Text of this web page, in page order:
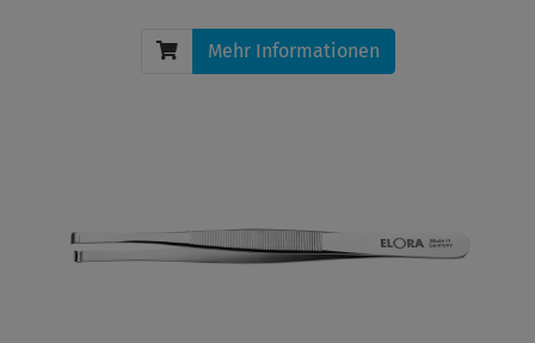
Mehr Informationen